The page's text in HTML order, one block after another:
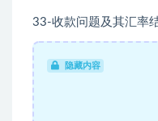
33-收款问题及其汇率
隐藏内容